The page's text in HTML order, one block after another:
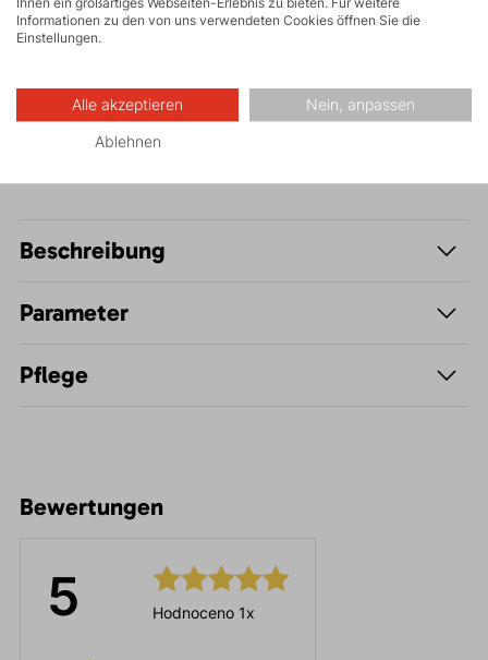
Klettersteige
Wandern
Beschreibung
Parameter
Pflege
Bewertungen
5 Hodnoceno 1x
Informationen zu den von uns verwendeten Cookies öffnen Sie die
Einstellungen.
Alle akzeptieren Nein, anpassen
Ablehnen